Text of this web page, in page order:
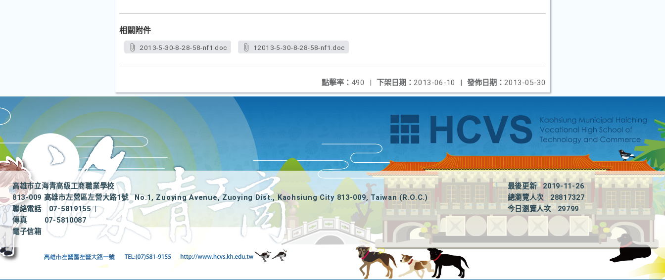
相關附件
2013-5-30-8-28-58-nf1.doc 12013-5-30-8-28-58-nf1.doc
發佈日期： 2013-05-30
下架日期： 2013-06-10 |
點擊率： 490 |
高雄市立海青高級工商職業學校
813-009 高雄市左營區左營大路1號
No.1, Zuoying Avenue, Zuoying Dist., Kaohsiung City 813-009, Taiwan (R.O.C.)
聯絡電話
07-5819155
|
傳真
07-5810087
電子信箱
最後更新
2019-11-26
總瀏覽人次
28817327
今日瀏覽人次
29799